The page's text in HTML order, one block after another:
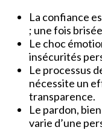
La confiance
; une fois
Le choc
insécurités
Le processus
nécessite un
transparence.
Le pardon,
varie d’une